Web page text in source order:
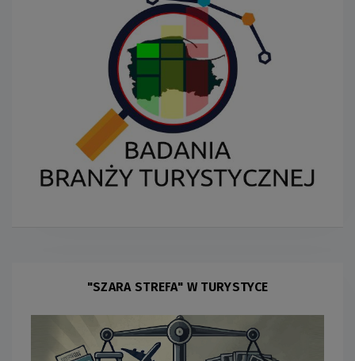
"SZARA STREFA" W TURYSTYCE